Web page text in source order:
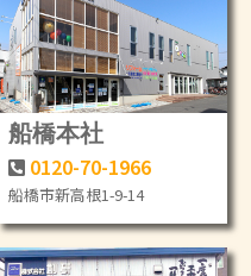
船橋本社
0120-70-1966
船橋市新高根1-9-14